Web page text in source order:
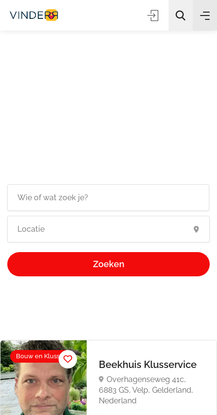
Zoeken
Bouw en Klussen
Beekhuis Klusservice
Overhagenseweg 41c,
6883 GS, Velp, Gelderland,
Nederland